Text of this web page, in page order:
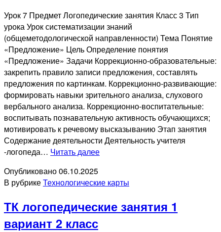
Урок 7 Предмет Логопедические занятия Класс 3 Тип
урока Урок систематизации знаний
(общеметодологической направленности) Тема Понятие
«Предложение» Цель Определение понятия
«Предложение» Задачи Коррекционно-образовательные:
закрепить правило записи предложения, составлять
предложения по картинкам. Коррекционно-развивающие:
формировать навыки зрительного анализа, слухового
вербального анализа. Коррекционно-воспитательные:
воспитывать познавательную активность обучающихся;
мотивировать к речевому высказыванию Этап занятия
Содержание деятельности Деятельность учителя
-логопеда… Читать далееТК
1
3
Опубликовано06.10.2025
В рубрикеТехнологические карты
ТК логопедические занятия 1
вариант 2 класс